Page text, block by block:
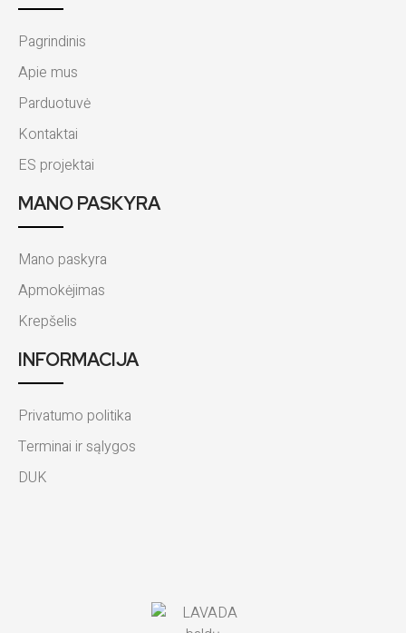
Pagrindinis
Apie mus
Parduotuvė
Kontaktai
ES projektai
MANO PASKYRA
Mano paskyra
Apmokėjimas
Krepšelis
INFORMACIJA
Privatumo politika
Terminai ir sąlygos
DUK